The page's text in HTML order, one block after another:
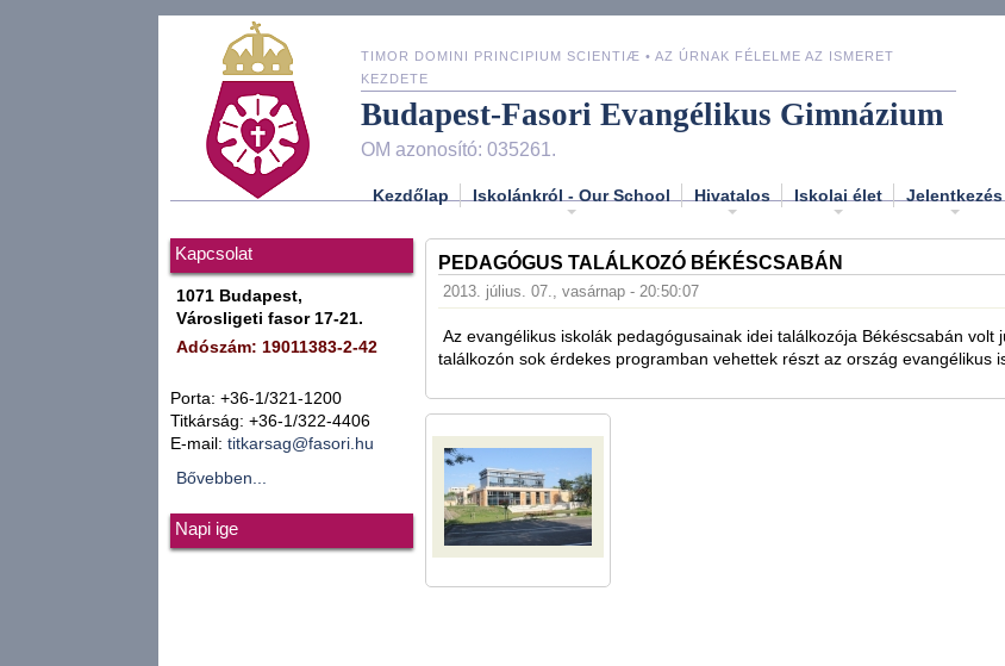
TIMOR DOMINI PRINCIPIUM SCIENTIÆ • AZ ÚRNAK FÉLELME AZ ISMERET
KEZDETE
Budapest-Fasori Evangélikus Gimnázium
OM azonosító: 035261.
Kezdőlap Iskolánkról - Our School Hivatalos Iskolai élet Jelentkezés
Kapcsolat
1071 Budapest,
Városligeti fasor 17-21.
Adószám: 19011383-2-42
Porta: +36-1/321-1200
Titkárság: +36-1/322-4406
E-mail: titkarsag@fasori.hu
Bővebben...
Napi ige
PEDAGÓGUS TALÁLKOZÓ BÉKÉSCSABÁN
2013. július. 07., vasárnap - 20:50:07
Az evangélikus iskolák pedagógusainak idei találkozója Békéscsabán volt
találkozón sok érdekes programban vehettek részt az ország evangélikus